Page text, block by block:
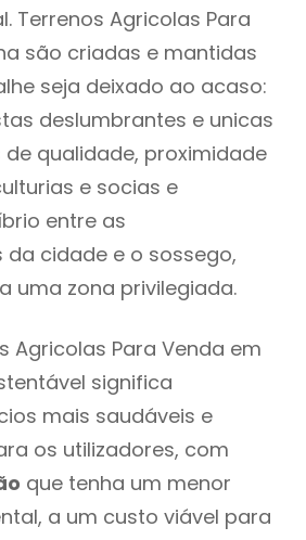
Terrenos Agricolas Para
são criadas e mantidas
seja deixado ao acaso:
deslumbrantes e unicas
qualidade, proximidade
e socias e
entre as
da cidade e o sossego,
uma zona privilegiada.
Agricolas Para Venda em
significa
mais saudáveis e
os utilizadores, com
que tenha um menor
a um custo viável para